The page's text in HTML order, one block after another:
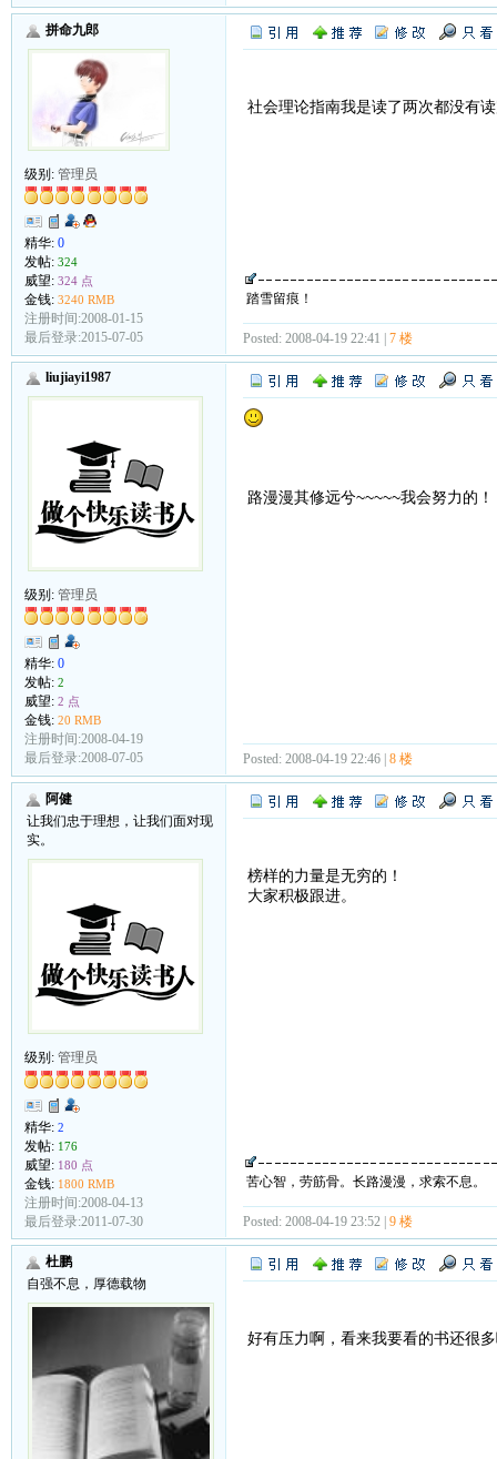
拼命九郎
级别: 管理员
精华: 0
发帖: 324
威望: 324 点
金钱: 3240 RMB
注册时间:2008-01-15
最后登录:2015-07-05
社会理论指南我是读了两次都没有
踏雪留痕！
Posted: 2008-04-19 22:41 | 7 楼
liujiayi1987
级别: 管理员
精华: 0
发帖: 2
威望: 2 点
金钱: 20 RMB
注册时间:2008-04-19
最后登录:2008-07-05
路漫漫其修远兮~~~~~我会努力的！
Posted: 2008-04-19 22:46 | 8 楼
阿健
让我们忠于理想，让我们面对现
实。
级别: 管理员
精华: 2
发帖: 176
威望: 180 点
金钱: 1800 RMB
注册时间:2008-04-13
最后登录:2011-07-30
榜样的力量是无穷的！
大家积极跟进。
苦心智，劳筋骨。长路漫漫，求索不息。
Posted: 2008-04-19 23:52 | 9 楼
杜鹏
自强不息，厚德载物
好有压力啊，看来我要看的书还很